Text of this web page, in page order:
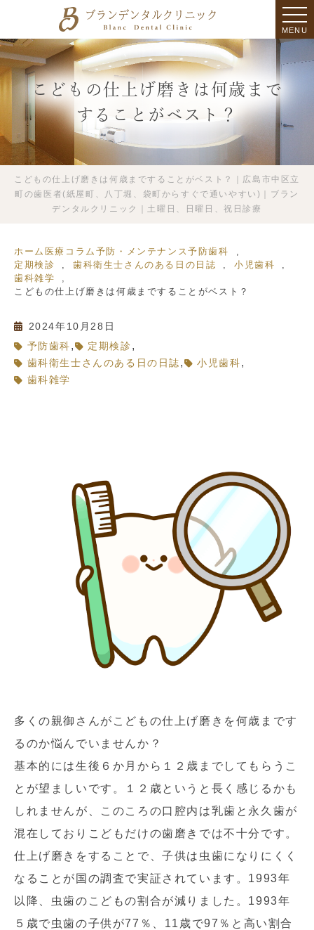
MENU
こどもの仕上げ磨きは何歳まで
することがベスト？
こどもの仕上げ磨きは何歳まですることがベスト？｜広島市中区立
町の歯医者(紙屋町、八丁堀、袋町からすぐで通いやすい)｜ブラン
デンタルクリニック｜土曜日、日曜日、祝日診療
ホーム 医療コラム 予防・メンテナンス予防歯科
定期検診
歯科衛生士さんのある日の日誌
小児歯科
歯科雑学
こどもの仕上げ磨きは何歳まですることがベスト？
2024年10月28日
予防歯科 , 定期検診 ,
歯科衛生士さんのある日の日誌 , 小児歯科 ,
歯科雑学
多くの親御さんがこどもの仕上げ磨きを何歳まです
るのか悩んでいませんか？
基本的には生後６か月から１２歳までしてもらうこ
とが望ましいです。１２歳というと長く感じるかも
しれませんが、このころの口腔内は乳歯と永久歯が
混在しておりこどもだけの歯磨きでは不十分です。
仕上げ磨きをすることで、子供は虫歯になりにくく
なることが国の調査で実証されています。1993年
以降、虫歯のこどもの割合が減りました。1993年
５歳で虫歯の子供が77％、11歳で97％と高い割合